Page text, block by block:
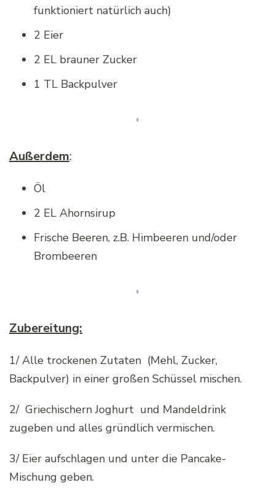
funktioniert natürlich auch)
2 Eier
2 EL brauner Zucker
1 TL Backpulver
Außerdem:
Öl
2 EL Ahornsirup
Frische Beeren, z.B. Himbeeren und/oder
Brombeeren
Zubereitung:
1/ Alle trockenen Zutaten (Mehl, Zucker,
Backpulver) in einer großen Schüssel mischen.
2/ Griechischern Joghurt und Mandeldrink
zugeben und alles gründlich vermischen.
3/ Eier aufschlagen und unter die Pancake-
Mischung geben.